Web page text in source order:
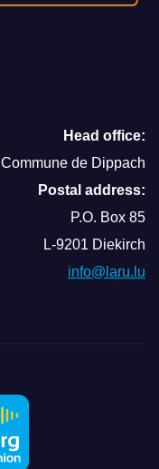
Head office:
Commune de Dippach
Postal address:
P.O. Box 85
L-9201 Diekirch
info@laru.lu